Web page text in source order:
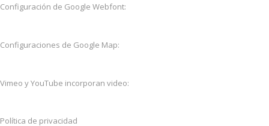
Configuración de Google Webfont:
Configuraciones de Google Map:
Vimeo y YouTube incorporan video:
Política de privacidad